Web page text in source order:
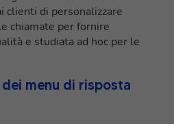
clienti di personalizzare
chiamate per fornire
e studiata ad hoc per le
menu di risposta